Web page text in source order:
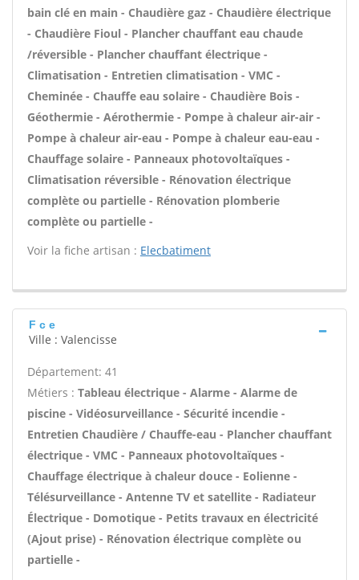
bain clé en main - Chaudière gaz - Chaudière électrique
- Chaudière Fioul - Plancher chauffant eau chaude
/réversible - Plancher chauffant électrique -
Climatisation - Entretien climatisation - VMC -
Cheminée - Chauffe eau solaire - Chaudière Bois -
Géothermie - Aérothermie - Pompe à chaleur air-air -
Pompe à chaleur air-eau - Pompe à chaleur eau-eau -
Chauffage solaire - Panneaux photovoltaïques -
Climatisation réversible - Rénovation électrique
complète ou partielle - Rénovation plomberie
complète ou partielle -
Voir la fiche artisan : Elecbatiment
F c e
Ville : Valencisse
Département: 41
Métiers : Tableau électrique - Alarme - Alarme de
piscine - Vidéosurveillance - Sécurité incendie -
Entretien Chaudière / Chauffe-eau - Plancher chauffant
électrique - VMC - Panneaux photovoltaïques -
Chauffage électrique à chaleur douce - Eolienne -
Télésurveillance - Antenne TV et satellite - Radiateur
Électrique - Domotique - Petits travaux en électricité
(Ajout prise) - Rénovation électrique complète ou
partielle -